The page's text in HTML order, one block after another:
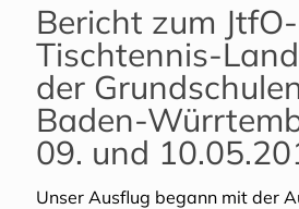
Bericht zum JtfO-
Tischtennis-
der
Baden-
09. und
Unser Ausflug begann mit der